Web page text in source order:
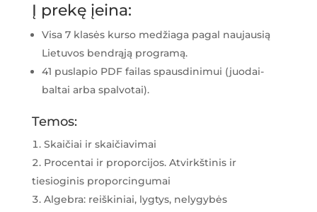
Į prekę įeina:
Visa 7 klasės kurso medžiaga pagal naujausią
Lietuvos bendrąją programą.
41 puslapio PDF failas spausdinimui (juodai-
baltai arba spalvotai).
Temos:
Skaičiai ir skaičiavimai
Procentai ir proporcijos. Atvirkštinis ir
tiesioginis proporcingumai
Algebra: reiškiniai, lygtys, nelygybės